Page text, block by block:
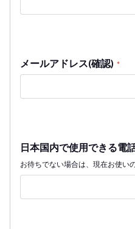
メールアドレス(確認) *
日本国内で使用できる電
お待ちでない場合は、現在お使い